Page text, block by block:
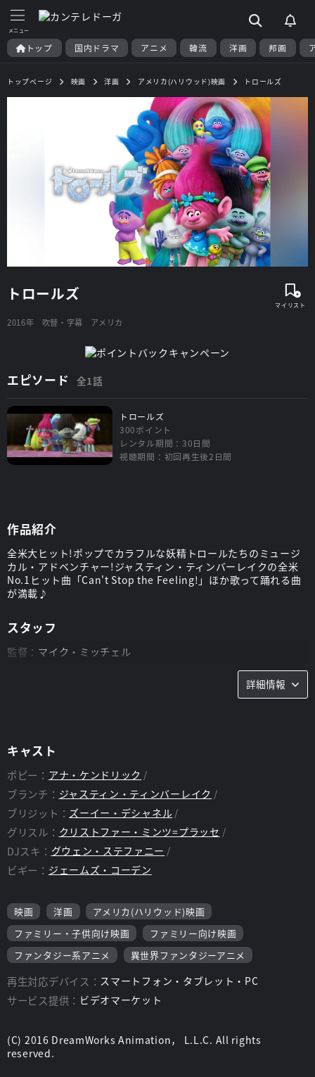
トップ 国内ドラマ アニメ 韓流 洋画 邦画
トップページ 映画 洋画 アメリカ(ハリウッド)映画 トロールズ
トロールズ
2016年 吹替・字幕 アメリカ
エピソード 全1話
トロールズ
300ポイント
レンタル期間：30日間
視聴期間：初回再生後2日間
作品紹介
全米大ヒット!ポップでカラフルな妖精トロールたちのミュージ
カル・アドベンチャー!ジャスティン・ティンバーレイクの全米
No.1ヒット曲「Can't Stop the Feeling!」ほか歌って踊れる曲
が満載♪
スタッフ
監督： マイク・ミッチェル
詳細情報
キャスト
ポピー： アナ・ケンドリック
ブランチ： ジャスティン・ティンバーレイク
ブリジット： ズーイー・デシャネル
グリスル： クリストファー・ミンツ=プラッセ
DJスキ： グウェン・ステファニー
ビギー： ジェームズ・コーデン
映画 洋画
アメリカ(ハリウッド)映画
ファミリー・子供向け映画
ファミリー向け映画
ファンタジー系アニメ
異世界ファンタジーアニメ
再生対応デバイス： スマートフォン・タブレット・PC
サービス提供： ビデオマーケット
(C) 2016 DreamWorks Animation， L.L.C. All rights
reserved.